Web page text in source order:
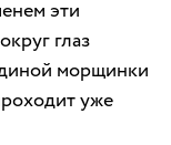
эти
глаз
морщинки
уже